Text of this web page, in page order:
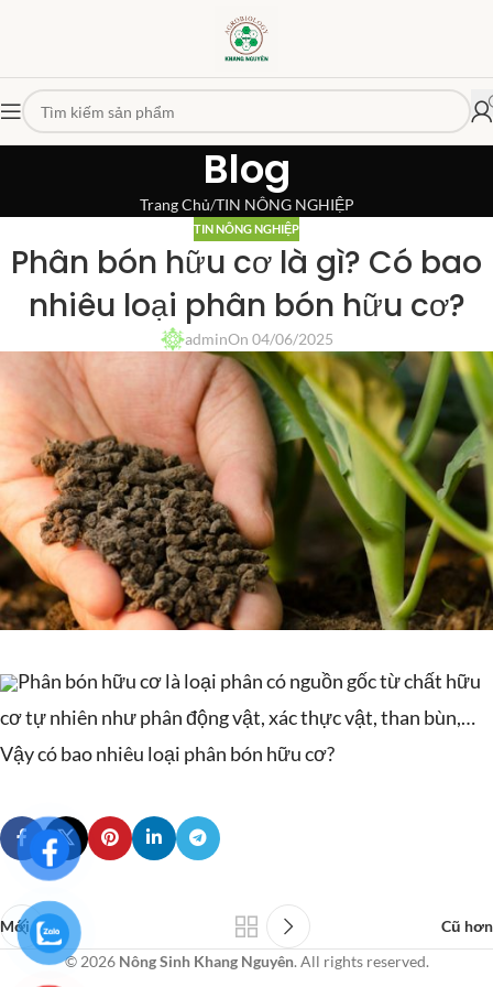
Blog
Trang Chủ TIN NÔNG NGHIỆP
TIN NÔNG NGHIỆP
Phân bón hữu cơ là gì? Có bao
nhiêu loại phân bón hữu cơ?
adminOn 04/06/2025
Phân bón hữu cơ là loại phân có nguồn gốc từ chất hữu
cơ tự nhiên như phân động vật, xác thực vật, than bùn,…
Vậy có bao nhiêu loại phân bón hữu cơ?
Mới hơn
Cũ hơn
© 2026 Nông Sinh Khang Nguyên. All rights reserved.